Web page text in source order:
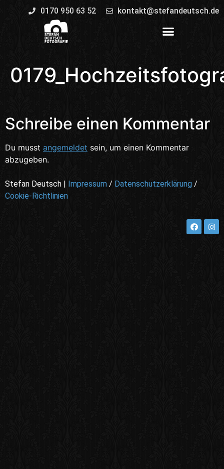
0170 950 63 52 kontakt@stefandeutsch.de
Schreibe einen Kommentar
Du musst angemeldet sein, um einen Kommentar
abzugeben.
Stefan Deutsch | Impressum / Datenschutzerklärung /
Cookie-Richtlinien